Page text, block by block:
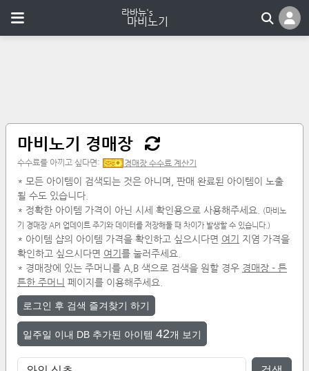
마비노기 경매장
수수료를 아끼고 싶다면: 경매장 수수료 계산기
* 모든 아이템이 검색되는 것은 아니며, 판매 완료된 아이템이 노출
될 수도 있습니다.
* 정확한 아이템 가격이 아닌 시세 확인용으로 사용해주세요.
(마비노
기 경매장 API 업데이트 주기와 데이터를 저장해둘 때 차이가 발생할 수 있습니다.)
* 아이템 샵의 아이템 가격을 확인하고 싶으시다면 여기
지염 가격을
확인하고 싶으시다면 여기 를 눌러주세요.
* 경매장에 있는 주머니를 A,B 색으로 검색을 원할 경우 경매장 - 튼
튼한 주머니 페이지를 이용해주세요.
로그인 후 검색 즐겨찾기 하기
일주일 이내 DB 추가된 아이템 42개 보기